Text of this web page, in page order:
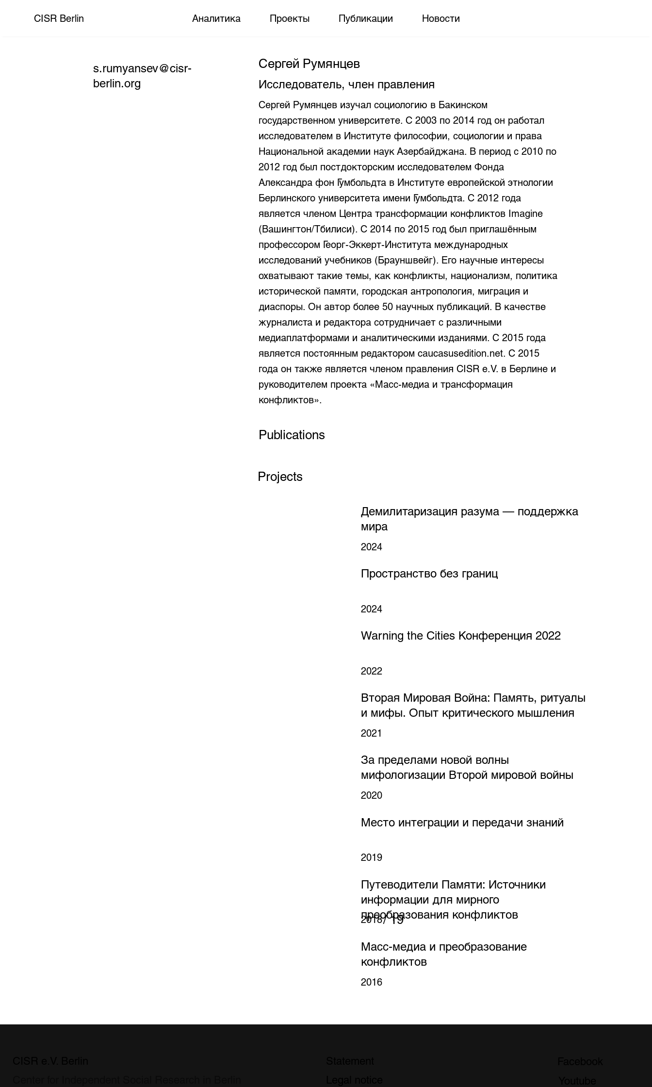
Аналитика Проекты Публикации Новости
CISR Berlin
Сергей Румянцев
Исследователь, член правления
Сергей Румянцев изучал социологию в Бакинском
государственном университете. С 2003 по 2014 год он работал
исследователем в Институте философии, социологии и права
Национальной академии наук Азербайджана. В период с 2010 по
2012 год был постдокторским исследователем Фонда
Александра фон Гумбольдта в Институте европейской этнологии
Берлинского университета имени Гумбольдта. С 2012 года
является членом Центра трансформации конфликтов Imagine
(Вашингтон/Тбилиси). С 2014 по 2015 год был приглашённым
профессором Георг-Эккерт-Института международных
исследований учебников (Брауншвейг). Его научные интересы
охватывают такие темы, как конфликты, национализм, политика
исторической памяти, городская антропология, миграция и
диаспоры. Он автор более 50 научных публикаций. В качестве
журналиста и редактора сотрудничает с различными
медиаплатформами и аналитическими изданиями. С 2015 года
является постоянным редактором caucasusedition.net. С 2015
года он также является членом правления CISR e.V. в Берлине и
руководителем проекта «Масс-медиа и трансформация
конфликтов».
s.rumyansev@cisr-
berlin.org
Projects
Демилитаризация разума — поддержка
мира
2024
Пространство без границ
2024
Warning the Cities Конференция 2022
2022
Вторая Мировая Война: Память, ритуалы
и мифы. Опыт критического мышления
2021
За пределами новой волны
мифологизации Второй мировой войны
2020
Место интеграции и передачи знаний
2019
Путеводители Памяти: Источники
информации для мирного
преобразования конфликтов
2018/ 19
Масс-медиа и преобразование
конфликтов
2016
Publications